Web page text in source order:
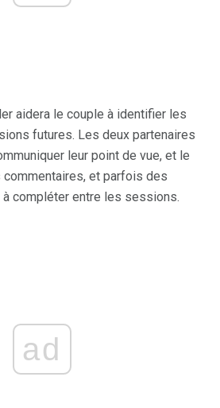
aidera le couple à identifier les
futures. Les deux partenaires
leur point de vue, et le
et parfois des
compléter entre les sessions.
ad